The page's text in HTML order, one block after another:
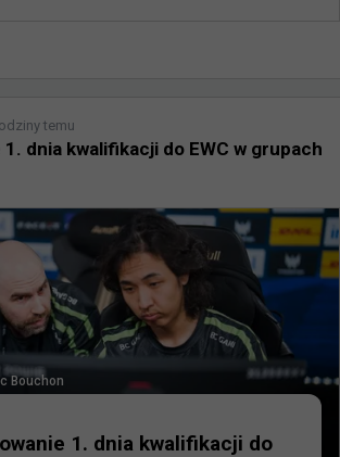
temu
dnia kwalifikacji do EWC w grupach
Bouchon
1. dnia kwalifikacji do